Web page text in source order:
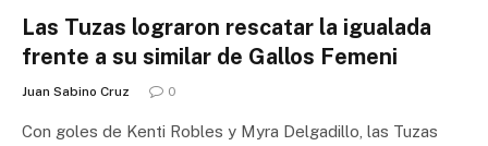
Las Tuzas lograron rescatar la igualada
frente a su similar de Gallos Femeni
Juan Sabino Cruz 0
Con goles de Kenti Robles y Myra Delgadillo, las Tuzas